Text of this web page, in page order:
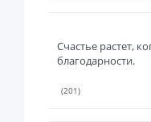
Счастье растет,
благодарности.
(201)